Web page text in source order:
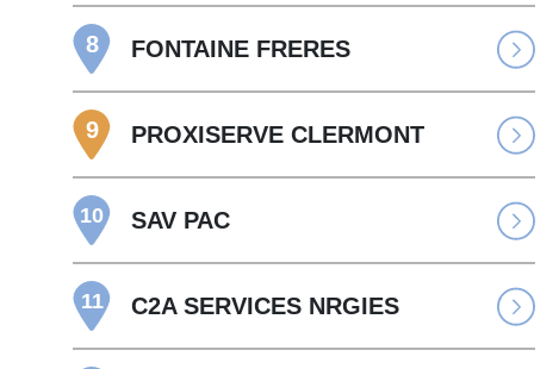
8 FONTAINE FRERES
9 PROXISERVE CLERMONT
10 SAV PAC
11 C2A SERVICES NRGIES